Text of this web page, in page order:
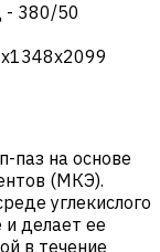
- 380/50
паз на основе
(МКЭ).
углекислого
делает ее
в течение